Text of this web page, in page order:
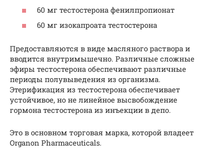
60 мг тестостерона фенилпропионат
60 мг изокапроата тестостерона
Предоставляются в виде масляного раствора и
вводится внутримышечно. Различные сложные
эфиры тестостерона обеспечивают различные
периоды полувыведения из организма.
Этерификация из тестостерона обеспечивает
устойчивое, но не линейное высвобождение
гормона тестостерона из инъекции в депо.
Это в основном торговая марка, которой владеет
Organon Pharmaceuticals.